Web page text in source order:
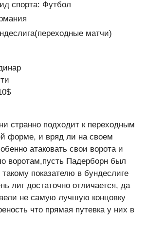
спорта: Футбол
матчи)
странно подходит к переходным
форме, и вряд ли на своем
атаковать свои ворота и
воротам,пусть Падерборн был
показателю в бундеслиге
лиг достаточно отличается, да
не самую лучшую концовку
что прямая путевка у них в